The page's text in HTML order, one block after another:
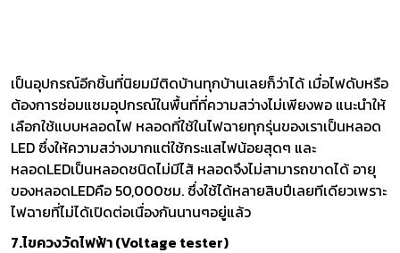
เป็นอุปกรณ์อีกชิ้นที่นิยมมีติดบ้านทุกบ้านเลยก็ว่าได้ เมื่อไฟดับหรือ
ต้องการซ่อมแซมอุปกรณ์ในพื้นที่ที่ความสว่างไม่เพียงพอ แนะนำให้
เลือกใช้แบบหลอดไฟ หลอดที่ใช้ในไฟฉายทุกรุ่นของเราเป็นหลอด
LED ซึ่งให้ความสว่างมากแต่ใช้กระแสไฟน้อยสุดๆ และ
หลอดLEDเป็นหลอดชนิดไม่มีไส้ หลอดจึงไม่สามารถขาดได้ อายุ
ของหลอดLEDคือ 50,000ชม. ซึ่งใช้ได้หลายสิบปีเลยทีเดียวเพราะ
ไฟฉายที่ไม่ได้เปิดต่อเนื่องกันนานๆอยู่แล้ว
7.ไขควงวัดไฟฟ้า (Voltage tester)